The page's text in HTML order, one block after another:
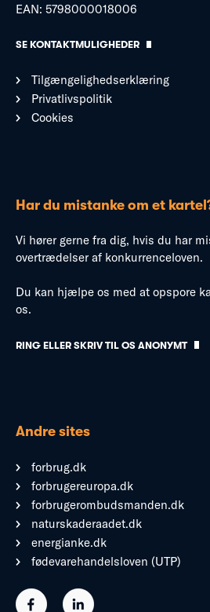
EAN: 5798000018006
SE KONTAKTMULIGHEDER
Tilgængelighedserklæring
Privatlivspolitik
Cookies
Har du mistanke om et
Vi hører gerne fra dig, hvis du har
overtrædelser af konkurrenceloven.
Du kan hjælpe os med at opspore
os.
RING ELLER SKRIV TIL OS ANONYMT
Andre sites
forbrug.dk
forbrugereuropa.dk
forbrugerombudsmanden.dk
naturskaderaadet.dk
energianke.dk
fødevarehandelsloven (UTP)